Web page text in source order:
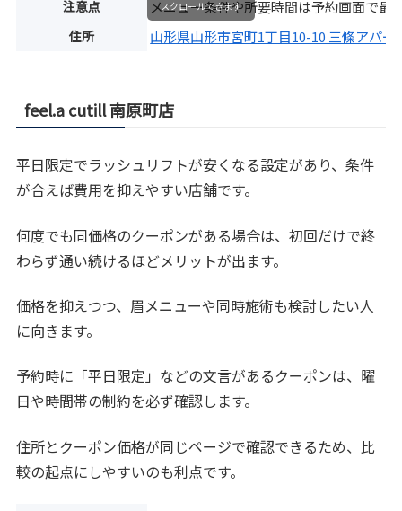
注意点 メニュー条件や所要時間は予約画面で
住所 山形県山形市宮町1丁目10-10 三條アパー
スクロールできます
feel.a cutill 南原町店
平日限定でラッシュリフトが安くなる設定があり、条件
が合えば費用を抑えやすい店舗です。
何度でも同価格のクーポンがある場合は、初回だけで終
わらず通い続けるほどメリットが出ます。
価格を抑えつつ、眉メニューや同時施術も検討したい人
に向きます。
予約時に「平日限定」などの文言があるクーポンは、曜
日や時間帯の制約を必ず確認します。
住所とクーポン価格が同じページで確認できるため、比
較の起点にしやすいのも利点です。